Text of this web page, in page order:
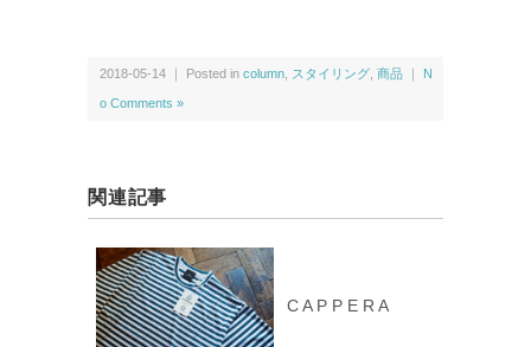
2018-05-14 ｜ Posted in column スタイリング 商品 ｜ N
o Comments »
関連記事
C A P P E R A